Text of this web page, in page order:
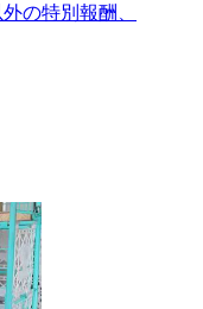
の特別報酬、